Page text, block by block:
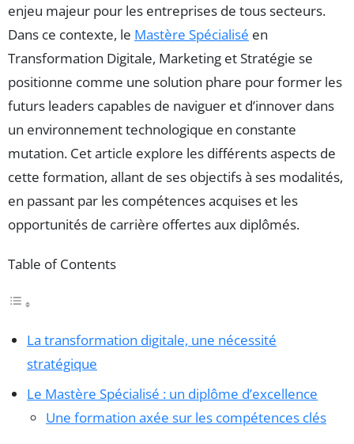
enjeu majeur pour les entreprises de tous secteurs.
Dans ce contexte, le Mastère Spécialisé en
Transformation Digitale, Marketing et Stratégie se
positionne comme une solution phare pour former les
futurs leaders capables de naviguer et d’innover dans
un environnement technologique en constante
mutation. Cet article explore les différents aspects de
cette formation, allant de ses objectifs à ses modalités,
en passant par les compétences acquises et les
opportunités de carrière offertes aux diplômés.
Table of Contents
La transformation digitale, une nécessité
stratégique
Le Mastère Spécialisé : un diplôme d’excellence
Une formation axée sur les compétences clés